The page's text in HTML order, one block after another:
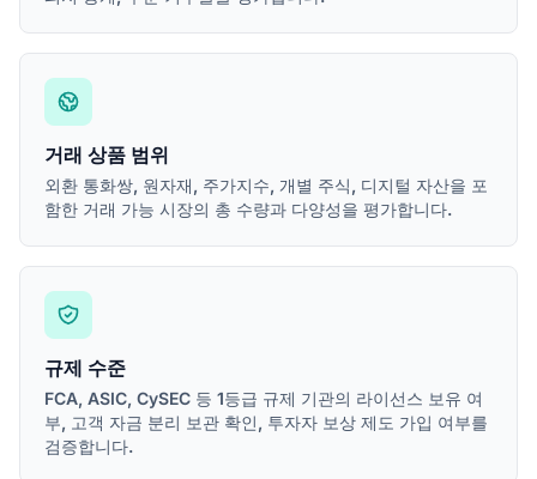
거래 상품 범위
외환 통화쌍, 원자재, 주가지수, 개별 주식, 디지털 자산을 포
함한 거래 가능 시장의 총 수량과 다양성을 평가합니다.
규제 수준
FCA, ASIC, CySEC 등 1등급 규제 기관의 라이선스 보유 여
부, 고객 자금 분리 보관 확인, 투자자 보상 제도 가입 여부를
검증합니다.